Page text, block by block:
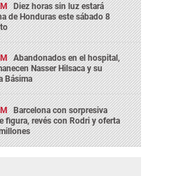
Diez horas sin luz estará
de Honduras este sábado 8
Abandonados en el hospital,
Nasser Hilsaca y su
Básima
Barcelona con sorpresiva
figura, revés con Rodri y oferta